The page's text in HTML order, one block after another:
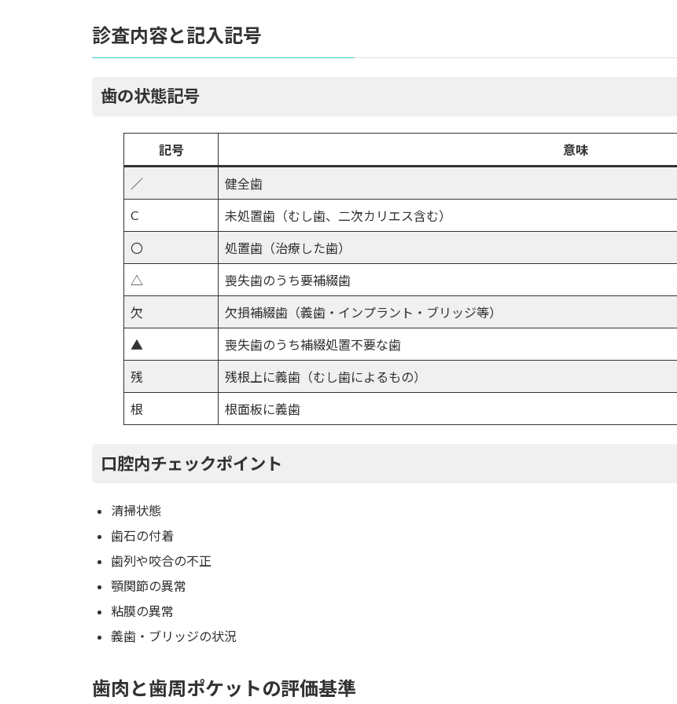
診査内容と記入記号
歯の状態記号
記号 意味
／ 健全歯
C 未処置歯（むし歯、二次カリエス含む）
〇 処置歯（治療した歯）
△ 喪失歯のうち要補綴歯
欠 欠損補綴歯（義歯・インプラント・ブリッジ等）
▲ 喪失歯のうち補綴処置不要な歯
残 残根上に義歯（むし歯によるもの）
根 根面板に義歯
口腔内チェックポイント
清掃状態
歯石の付着
歯列や咬合の不正
顎関節の異常
粘膜の異常
義歯・ブリッジの状況
歯肉と歯周ポケットの評価基準